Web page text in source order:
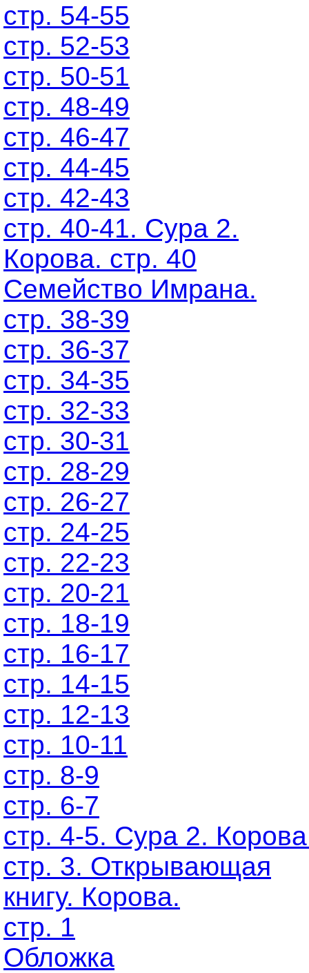
стр. 54-55
стр. 52-53
стр. 50-51
стр. 48-49
стр. 46-47
стр. 44-45
стр. 42-43
стр. 40-41. Сура 2.
Корова. стр. 40
Семейство Имрана.
стр. 38-39
стр. 36-37
стр. 34-35
стр. 32-33
стр. 30-31
стр. 28-29
стр. 26-27
стр. 24-25
стр. 22-23
стр. 20-21
стр. 18-19
стр. 16-17
стр. 14-15
стр. 12-13
стр. 10-11
стр. 8-9
стр. 6-7
стр. 4-5. Сура 2.
стр. 3. Открывающая
книгу. Корова.
стр. 1
Обложка